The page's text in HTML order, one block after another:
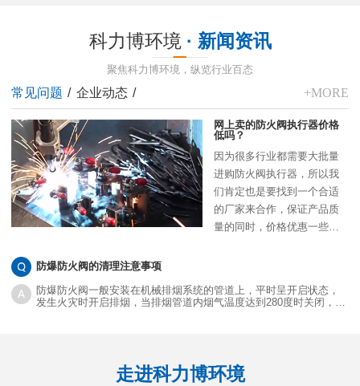
科力博环境 · 新闻资讯
聚焦科力博环境，纵览行业百态
常见问题 / 企业动态 / +MORE
网上卖的防火阀执行器价格
低吗？
因为很多行业都需要大批量
进购防火阀执行器，所以我
们肯定也是要找到一个合适
的厂家来合作，保证产品质
量的同时，价格优惠一些当
上不少批发商的价格都非常
防爆防火阀的清理注意事项
防爆防火阀一般安装在机械排烟系统的管道上，平时呈开启状态，
发生火灾时开启排烟，当排烟管道内烟气温度达到280度时关闭，并
走进科力博环境